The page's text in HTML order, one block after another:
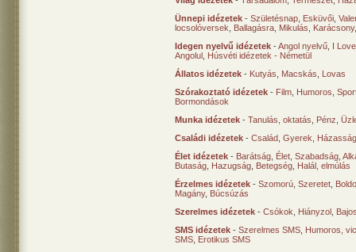
Ünnepi idézetek - Születésnap Esküvői
locsolóversek
Ballagásra Mikulás Karácsony
Idegen nyelvű idézetek -Angol nyelvű I
Angolul Húsvéti idézetek - Németül
Állatos idézetek - Kutyás Macskás
Lovas
Szórakoztató idézetek - Film Humoros
Bormondások
Munka idézetek - Tanulás, oktatás Pénz
Családi idézetek - Család Gyerek
Élet idézetek - Barátság Élet Szabadság
Butaság Hazugság Betegség Halál, elmúlás
Érzelmes idézetek - Szomorú Szeretet
Magány, Búcsúzás
Szerelmes idézetek - Csókok Hiányzol
SMS idézetek - Szerelmes SMS Humoros,
SMS Erotikus SMS